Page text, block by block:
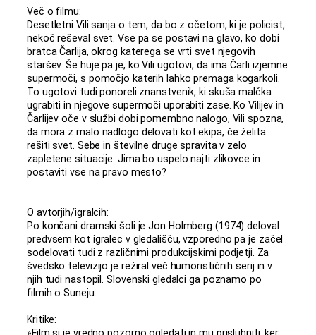
Več o filmu:
Desetletni Vili sanja o tem, da bo z očetom, ki je policist,
nekoč reševal svet. Vse pa se postavi na glavo, ko dobi
bratca Čarlija, okrog katerega se vrti svet njegovih
staršev. Še huje pa je, ko Vili ugotovi, da ima Čarli izjemne
supermoči, s pomočjo katerih lahko premaga kogarkoli.
To ugotovi tudi ponoreli znanstvenik, ki skuša malčka
ugrabiti in njegove supermoči uporabiti zase. Ko Vilijev in
Čarlijev oče v službi dobi pomembno nalogo, Vili spozna,
da mora z malo nadlogo delovati kot ekipa, če želita
rešiti svet. Sebe in številne druge spravita v zelo
zapletene situacije. Jima bo uspelo najti zlikovce in
postaviti vse na pravo mesto?
O avtorjih/igralcih:
Po končani dramski šoli je Jon Holmberg (1974) deloval
predvsem kot igralec v gledališču, vzporedno pa je začel
sodelovati tudi z različnimi produkcijskimi podjetji. Za
švedsko televizijo je režiral več humorističnih serij in v
njih tudi nastopil. Slovenski gledalci ga poznamo po
filmih o Suneju.
Kritike:
»Film si je vredno pozorno ogledati in mu prisluhniti, ker